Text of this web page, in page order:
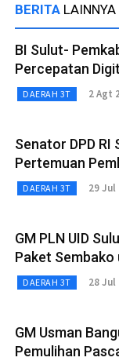
BERITA LAINNYA
BI Sulut-
Percepatan
DAERAH 3T 2 Agt
Senator DPD
Pertemuan
DAERAH 3T 29 Jul
GM PLN UID
Paket Sembako
DAERAH 3T 28 Jul
GM Usman
Pemulihan